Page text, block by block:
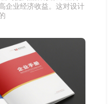
企业经济收益。这对设计